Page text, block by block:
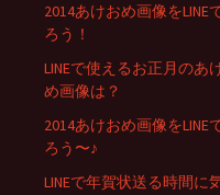
2014あけおめ画像をLINE
ろう！
LINEで使えるお正月のあ
め画像は？
2014あけおめ画像をLINE
ろう〜♪
LINEで年賀状送る時間に